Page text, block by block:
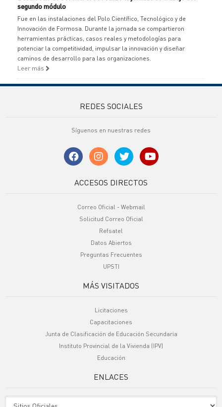
segundo módulo
Fue en las instalaciones del Polo Científico, Tecnológico y de
Innovación de Formosa. Durante la jornada se compartieron
herramientas prácticas, casos reales y metodologías para
potenciar la competitividad, impulsar la innovación y diseñar
caminos de desarrollo para las organizaciones.
Leer más
REDES SOCIALES
Síguenos en nuestras redes
ACCESOS DIRECTOS
Correo Oficial - Webmail
Solicitud Correo Oficial
Refsatel
Datos Abiertos
Preguntas Frecuentes
UPSTI
MÁS VISITADOS
Licitaciones
Capacitaciones
Junta de Clasificación de Educación Secundaria
Instituto Provincial de la Vivienda (IPV)
Educación
ENLACES